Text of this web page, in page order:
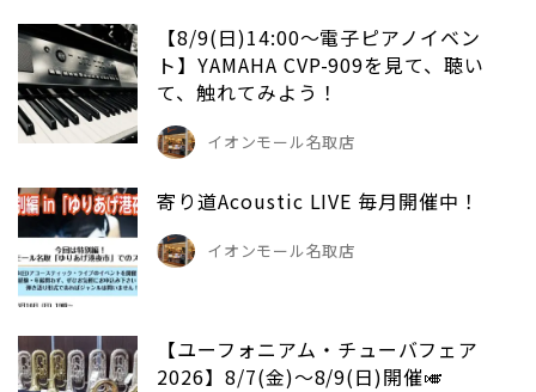
【8/9(日)14:00～電子ピアノイベン
ト】YAMAHA CVP-909を見て、聴い
て、触れてみよう！
イオンモール名取店
寄り道Acoustic LIVE 毎月開催中！
イオンモール名取店
【ユーフォニアム・チューバフェア
2026】8/7(金)～8/9(日)開催🎺